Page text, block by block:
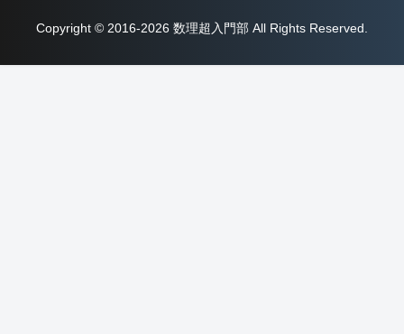
Copyright © 2016-2026 数理超入門部 All Rights Reserved.